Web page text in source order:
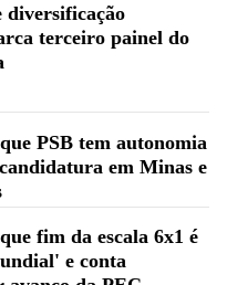
diversificação
terceiro painel do
PSB tem autonomia
em Minas e
fim da escala 6x1 é
e conta